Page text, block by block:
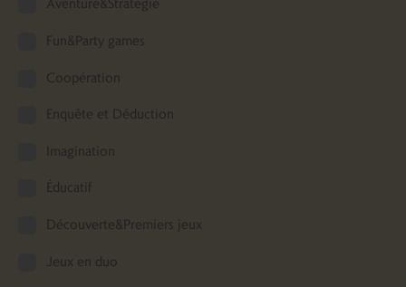
Fun&Party games
Coopération
Enquête et Déduction
Imagination
Éducatif
Découverte&Premiers jeux
Jeux en duo